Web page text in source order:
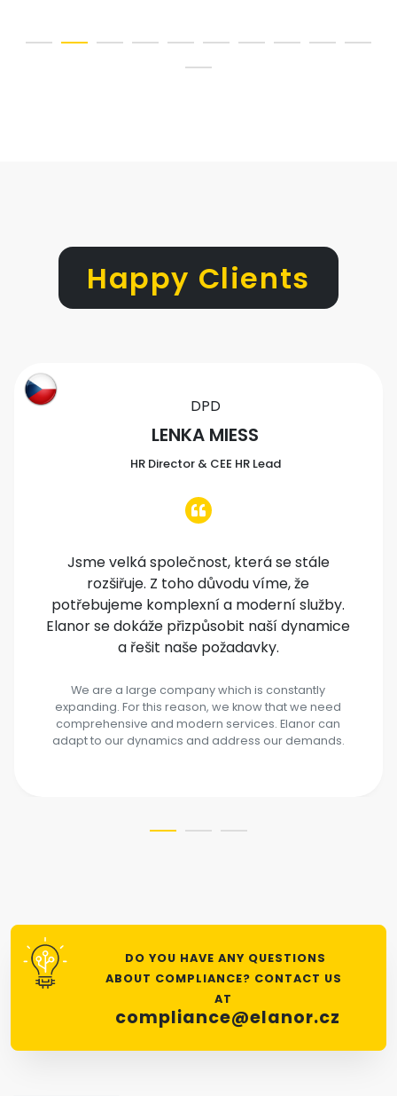
Happy Clients
DPD
LENKA MIESS
HR Director & CEE HR Lead
Jsme velká společnost, která se stále
rozšiřuje. Z toho důvodu víme, že
potřebujeme komplexní a moderní služby.
Elanor se dokáže přizpůsobit naší dynamice
a řešit naše požadavky.
We are a large company which is constantly
expanding. For this reason, we know that we need
comprehensive and modern services. Elanor can
adapt to our dynamics and address our demands.
DO YOU HAVE ANY QUESTIONS
ABOUT COMPLIANCE? CONTACT US
AT
compliance@elanor.cz